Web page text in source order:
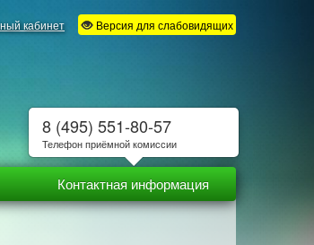
кабинет Версия для слабовидящих
Контактная информация
8 (495) 551-80-57
Телефон приёмной комиссии